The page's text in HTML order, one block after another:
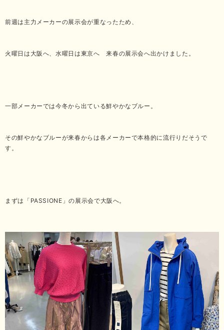
前週は主力メーカーの展示会が重なったため、
火曜日は大阪へ、水曜日は東京へ 来春の展示会へ出かけました。
一部メーカーでは今冬から出ている鮮やかなブルー。
その鮮やかなブルーが来春からは各メーカーで本格的に流行りだそうで
す。
まずは「PASSIONE」の展示会で大阪へ。